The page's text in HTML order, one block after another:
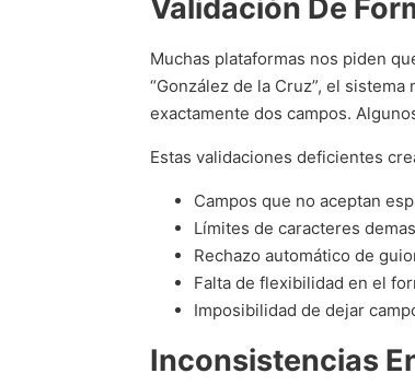
Validación De
Muchas plataformas nos piden
“González de la Cruz”, el
exactamente dos campos.
Estas validaciones deficientes
Campos que no aceptan
Límites de caracteres
Rechazo automático de
Falta de flexibilidad en el
Imposibilidad de dejar
Inconsistencias